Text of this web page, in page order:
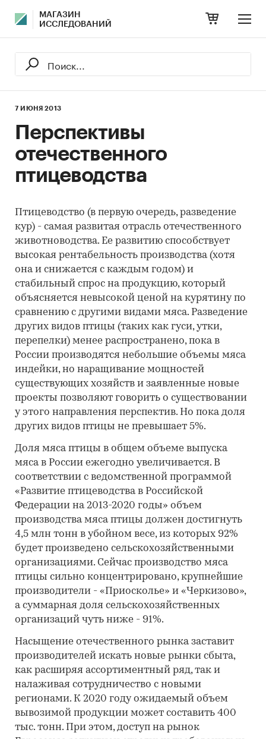
МАГАЗИН
ИССЛЕДОВАНИЙ
7 ИЮНЯ 2013
Перспективы
отечественного
птицеводства
Птицеводство (в первую очередь, разведение
кур) - самая развитая отрасль отечественного
животноводства. Ее развитию способствует
высокая рентабельность производства (хотя
она и снижается с каждым годом) и
стабильный спрос на продукцию, который
объясняется невысокой ценой на курятину по
сравнению с другими видами мяса. Разведение
других видов птицы (таких как гуси, утки,
перепелки) менее распространено, пока в
России производятся небольшие объемы мяса
индейки, но наращивание мощностей
существующих хозяйств и заявленные новые
проекты позволяют говорить о существовании
у этого направления перспектив. Но пока доля
других видов птицы не превышает 5%.
Доля мяса птицы в общем объеме выпуска
мяса в России ежегодно увеличивается. В
соответствии с ведомственной программой
«Развитие птицеводства в Российской
Федерации на 2013-2020 годы» объем
производства мяса птицы должен достигнуть
4,5 млн тонн в убойном весе, из которых 92%
будет произведено сельскохозяйственными
организациями. Сейчас производство мяса
птицы сильно концентрировано, крупнейшие
производители - «Приосколье» и «Черкизово»,
а суммарная доля сельскохозяйственных
организаций чуть ниже - 91%.
Насыщение отечественного рынка заставит
производителей искать новые рынки сбыта,
как расширяя ассортиментный ряд, так и
налаживая сотрудничество с новыми
регионами. К 2020 году ожидаемый объем
вывозимой продукции может составить 400
тыс. тонн. При этом, доступ на рынок